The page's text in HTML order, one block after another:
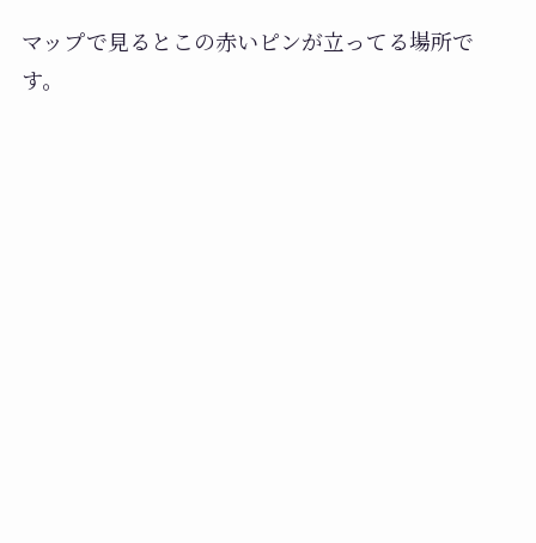
マップで見るとこの赤いピンが立ってる場所で
す。